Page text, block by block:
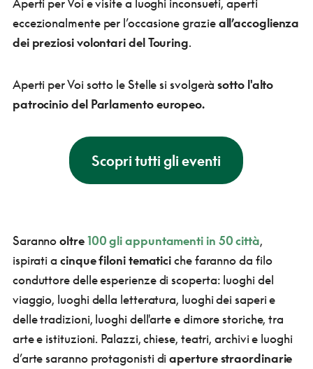
Aperti per Voi e visite a luoghi inconsueti, aperti
eccezionalmente per l’occasione grazieall’accoglienza
dei preziosi volontari del Touring.
Aperti per Voi sotto le Stelle si svolgeràsotto l'alto
patrocinio del Parlamento europeo.
Scopri tutti gli eventi
Sarannooltre100 gli appuntamenti in 50 città,
ispirati a cinque filoni tematiciche faranno da filo
conduttore delle esperienze di scoperta: luoghi del
viaggio, luoghi della letteratura, luoghi dei saperi e
delle tradizioni, luoghi dell'arte e dimore storiche, tra
arte e istituzioni. Palazzi, chiese, teatri, archivi e luoghi
d’arte saranno protagonisti diaperture straordinarie